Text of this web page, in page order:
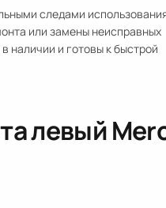
следами
или замены неисправных
наличии и готовы к быстрой
левый